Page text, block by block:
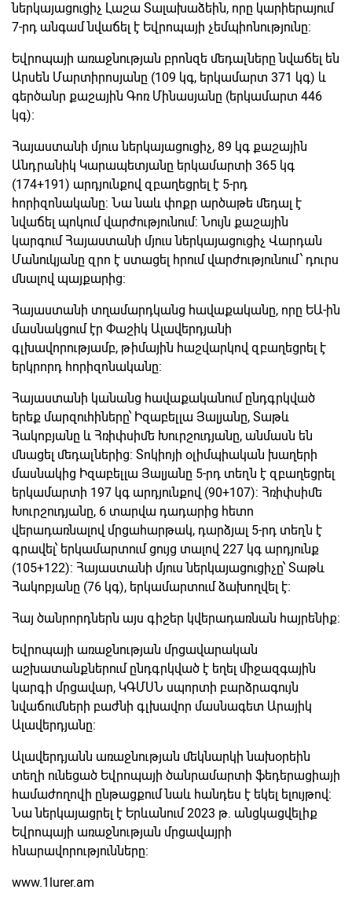
ներկայացուցիչ Լաշա Տալախաձեին, որը կարիերայում
7-րդ անգամ նվաճել է Եվրոպայի չեմպիոնությունը:
Եվրոպայի առաջնության բրոնզե մեդալները նվաճել են
Արսեն Մարտիրոսյանը (109 կգ, երկամարտ 371 կգ) և
գերծանր քաշային Գոռ Մինասյանը (երկամարտ 446
կգ)։
Հայաստանի մյուս ներկայացուցիչ, 89 կգ քաշային
Անդրանիկ Կարապետյանը երկամարտի 365 կգ
(174+191) արդյունքով զբաղեցրել է 5-րդ
հորիզոնականը: Նա նաև փոքր արծաթե մեդալ է
նվաճել պոկում վարժությունում: Նույն քաշային
կարգում Հայաստանի մյուս ներկայացուցիչ Վարդան
Մանուկյանը զրո է ստացել հրում վարժությունում՝ դուրս
մնալով պայքարից:
Հայաստանի տղամարդկանց հավաքականը, որը ԵԱ-ին
մասնակցում էր Փաշիկ Ալավերդյանի
գլխավորությամբ, թիմային հաշվարկով զբաղեցրել է
երկրորդ հորիզոնականը:
Հայաստանի կանանց հավաքականում ընդգրկված
երեք մարզուհիները՝ Իզաբելլա Յալյանը, Տաթև
Հակոբյանը և Հռիփսիմե Խուրշուդյանը, անմասն են
մնացել մեդալներից: Տոկիոյի օլիմպիական խաղերի
մասնակից Իզաբելլա Յալյանը 5-րդ տեղն է զբաղեցրել
երկամարտի 197 կգ արդյունքով (90+107): Հռիփսիմե
Խուրշուդյանը, 6 տարվա դադարից հետո
վերադառնալով մրցահարթակ, դարձյալ 5-րդ տեղն է
գրավել՝ երկամարտում ցույց տալով 227 կգ արդյունք
(105+122): Հայաստանի մյուս ներկայացուցիչը՝ Տաթև
Հակոբյանը (76 կգ), երկամարտում ձախողվել է։
Հայ ծանրորդներն այս գիշեր կվերադառնան հայրենիք:
Եվրոպայի առաջնության մրցավարական
աշխատանքներում ընդգրկված է եղել միջազգային
կարգի մրցավար, ԿԳՄՍՆ սպորտի բարձրագույն
նվաճումների բաժնի գլխավոր մասնագետ Արայիկ
Ալավերդյանը:
Ալավերդյանն առաջնության մեկնարկի նախօրեին
տեղի ունեցած Եվրոպայի ծանրամարտի ֆեդերացիայի
համաժողովի ընթացքում նաև հանդես է եկել ելույթով:
Նա ներկայացրել է Երևանում 2023 թ. անցկացվելիք
Եվրոպայի առաջնության մրցավայրի
հնարավորությունները:
www.1lurer.am